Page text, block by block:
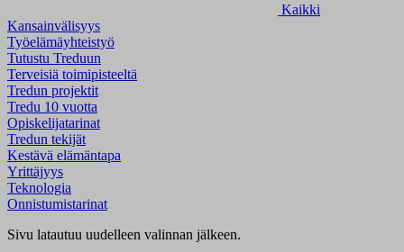
Kaikki
Kansainvälisyys
Työelämäyhteistyö
Tutustu Treduun
Terveisiä toimipisteeltä
Tredun projektit
Tredu 10 vuotta
Opiskelijatarinat
Tredun tekijät
Kestävä elämäntapa
Yrittäjyys
Teknologia
Onnistumistarinat
Sivu latautuu uudelleen valinnan jälkeen.